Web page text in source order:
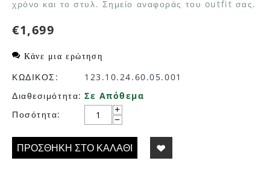
χρόνο και το στυλ. Σημείο αναφοράς του outfit σας.
€1,699
Κάνε μια ερώτηση
ΚΩΔΙΚΟΣ:
123.10.24.60.05.001
Διαθεσιμότητα: Σε Απόθεμα
Ποσότητα:
+
−
ΠΡΟΣΘΉΚΗ ΣΤΟ ΚΑΛΆΘΙ